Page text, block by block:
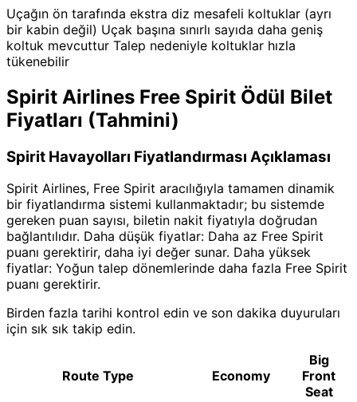
Uçağın ön tarafında ekstra diz mesafeli koltuklar (ayrı
bir kabin değil) Uçak başına sınırlı sayıda daha geniş
koltuk mevcuttur Talep nedeniyle koltuklar hızla
tükenebilir
Spirit Airlines Free Spirit Ödül Bilet
Fiyatları (Tahmini)
Spirit Havayolları Fiyatlandırması Açıklaması
Spirit Airlines, Free Spirit aracılığıyla tamamen dinamik
bir fiyatlandırma sistemi kullanmaktadır; bu sistemde
gereken puan sayısı, biletin nakit fiyatıyla doğrudan
bağlantılıdır. Daha düşük fiyatlar: Daha az Free Spirit
puanı gerektirir, daha iyi değer sunar. Daha yüksek
fiyatlar: Yoğun talep dönemlerinde daha fazla Free Spirit
puanı gerektirir.
Birden fazla tarihi kontrol edin ve son dakika duyuruları
için sık sık takip edin.
Route Type Economy
Big
Front
Seat